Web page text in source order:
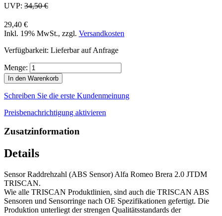
UVP: 34,50 €
29,40 €
Inkl. 19% MwSt., zzgl. Versandkosten
Verfügbarkeit: Lieferbar auf Anfrage
Menge:
In den Warenkorb
Schreiben Sie die erste Kundenmeinung
Preisbenachrichtigung aktivieren
Zusatzinformation
Details
Sensor Raddrehzahl (ABS Sensor) Alfa Romeo Brera 2.0 JTDM
TRISCAN.
Wie alle TRISCAN Produktlinien, sind auch die TRISCAN ABS
Sensoren und Sensorringe nach OE Spezifikationen gefertigt. Die
Produktion unterliegt der strengen Qualitätsstandards der